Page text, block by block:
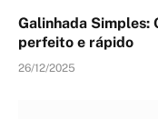
Galinhada Simples:
perfeito e rápido
26/12/2025